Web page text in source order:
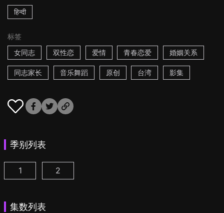
हिन्दी
标签
女同志
双性恋 爱情 青春恋爱 婚姻关系
同志家长 音乐舞蹈 原创 台湾 影集
季别列表
第一次遇见花香的那刻 第1季 第1集
1 第一次遇见花香的那刻 第2季 第1集
2
集数列表